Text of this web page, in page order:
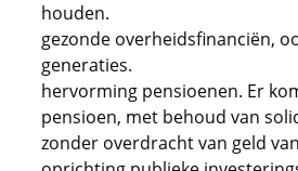
houden.
gezonde overheidsfinanciën,
generaties.
hervorming pensioenen. Er
pensioen, met behoud van
zonder overdracht van geld